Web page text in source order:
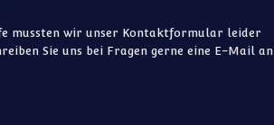
mussten wir unser Kontaktformular leider
Sie uns bei Fragen gerne eine E-Mail an